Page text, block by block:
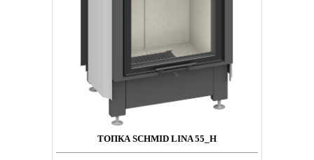
ТОПКА SCHMID LINA 55_H